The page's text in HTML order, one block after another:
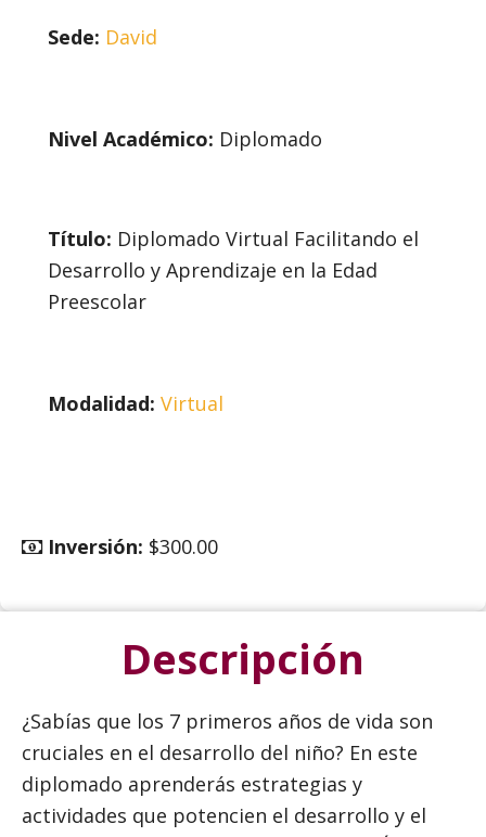
Sede: David
Nivel Académico: Diplomado
Título: Diplomado Virtual Facilitando el
Desarrollo y Aprendizaje en la Edad
Preescolar
Modalidad: Virtual
Inversión: $300.00
Descripción
¿Sabías que los 7 primeros años de vida son
cruciales en el desarrollo del niño? En este
diplomado aprenderás estrategias y
actividades que potencien el desarrollo y el